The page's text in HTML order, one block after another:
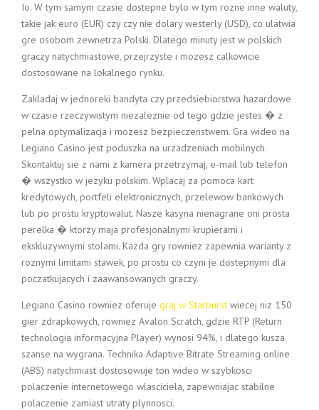
Io. W tym samym czasie dostepne bylo w tym rozne inne waluty,
takie jak euro (EUR) czy czy nie dolary westerly (USD), co ulatwia
gre osobom zewnetrza Polski. Dlatego minuty jest w polskich
graczy natychmiastowe, przejrzyste i mozesz calkowicie
dostosowane na lokalnego rynku.
Zakladaj w jednoreki bandyta czy przedsiebiorstwa hazardowe
w czasie rzeczywistym niezaleznie od tego gdzie jestes � z
pelna optymalizacja i mozesz bezpieczenstwem. Gra wideo na
Legiano Casino jest poduszka na urzadzeniach mobilnych.
Skontaktuj sie z nami z kamera przetrzymaj, e-mail lub telefon
� wszystko w jezyku polskim. Wplacaj za pomoca kart
kredytowych, portfeli elektronicznych, przelewow bankowych
lub po prostu kryptowalut. Nasze kasyna nienagrane oni prosta
perelka � ktorzy maja profesjonalnymi krupierami i
ekskluzywnymi stolami. Kazda gry rowniez zapewnia warianty z
roznymi limitami stawek, po prostu co czyni je dostepnymi dla
poczatkujacych i zaawansowanych graczy.
Legiano Casino rowniez oferuje graj w Starburst wiecej niz 150
gier zdrapkowych, rowniez Avalon Scratch, gdzie RTP (Return
technologia informacyjna Player) wynosi 94%, i dlatego kusza
szanse na wygrana. Technika Adaptive Bitrate Streaming online
(ABS) natychmiast dostosowuje ton wideo w szybkosci
polaczenie internetowego wlasciciela, zapewniajac stabilne
polaczenie zamiast utraty plynnosci.